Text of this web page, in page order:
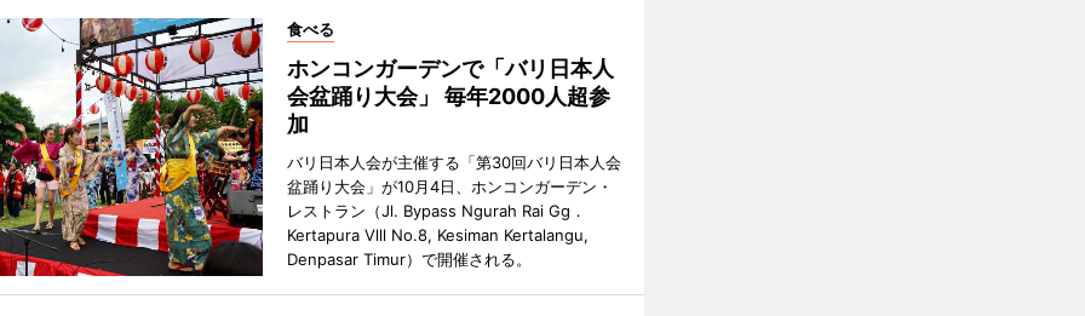
食べる
ホンコンガーデンで「バリ日本人
会盆踊り大会」 毎年2000人超参
加
バリ日本人会が主催する「第30回バリ日本人会
盆踊り大会」が10月4日、ホンコンガーデン・
レストラン（Jl. Bypass Ngurah Rai Gg．
Kertapura Vlll No.8, Kesiman Kertalangu,
Denpasar Timur）で開催される。